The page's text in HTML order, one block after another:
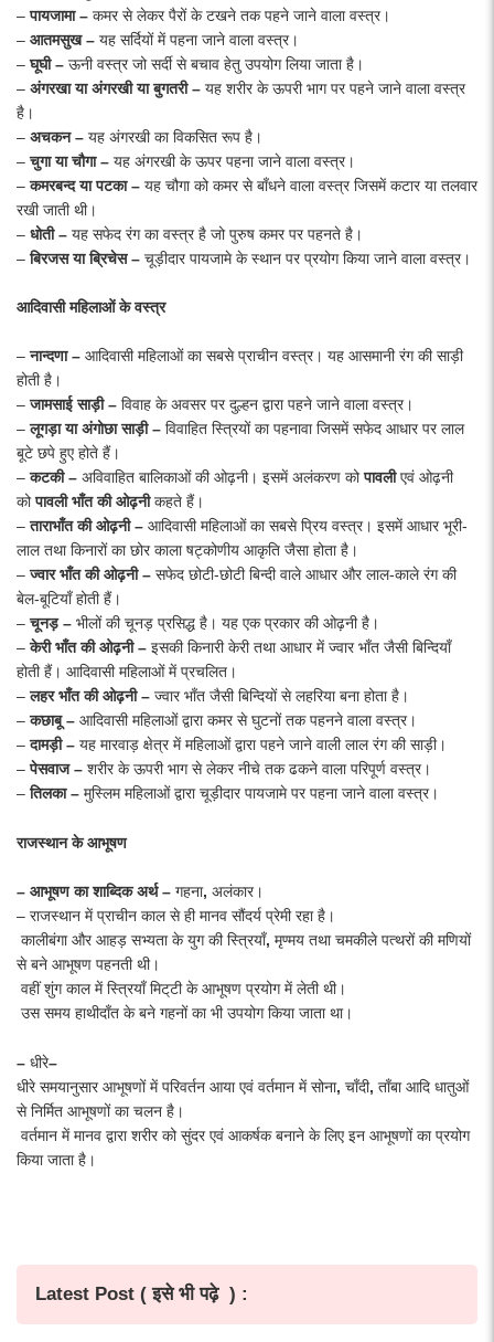
–पायजामा– कमर से लेकर पैरों के टखने तक पहने जाने वाला वस्त्र।
– आतमसुख– यह सर्दियों में पहना जाने वाला वस्त्र।
–घूघी– ऊनी वस्त्र जो सर्दी से बचाव हेतु उपयोग लिया जाता है।
– अंगरखा या अंगरखी या बुगतरी– यह शरीर के ऊपरी भाग पर पहने जाने वाला वस्त्र
है।
– अचकन– यह अंगरखी का विकसित रूप है।
–चुगा या चौगा– यह अंगरखी के ऊपर पहना जाने वाला वस्त्र।
–कमरबन्द या पटका– यह चौगा को कमर से बाँधने वाला वस्त्र जिसमें कटार या तलवार
रखी जाती थी।
– धोती– यह सफेद रंग का वस्त्र है जो पुरुष कमर पर पहनते है।
–बिरजस या ब्रिचेस– चूड़ीदार पायजामे के स्थान पर प्रयोग किया जाने वाला वस्त्र।
आदिवासी महिलाओं के वस्त्र
–नान्दणा– आदिवासी महिलाओं का सबसे प्राचीन वस्त्र। यह आसमानी रंग की साड़ी
होती है।
–जामसाई साड़ी– विवाह के अवसर पर दुल्हन द्वारा पहने जाने वाला वस्त्र।
–लूगड़ा या अंगोछा साड़ी– विवाहित स्त्रियों का पहनावा जिसमें सफेद आधार पर लाल
बूटे छपे हुए होते हैं।
–कटकी– अविवाहित बालिकाओं की ओढ़नी। इसमें अलंकरण कोपावलीएवं ओढ़नी
को पावली भाँत की ओढ़नीकहते हैं।
–ताराभाँत की ओढ़नी– आदिवासी महिलाओं का सबसे प्रिय वस्त्र। इसमें आधार भूरी-
लाल तथा किनारों का छोर काला षट्कोणीय आकृति जैसा होता है।
–ज्वार भाँत की ओढ़नी– सफेद छोटी-छोटी बिन्दी वाले आधार और लाल-काले रंग की
बेल-बूटियाँ होती हैं।
–चूनड़– भीलों की चूनड़ प्रसिद्ध है। यह एक प्रकार की ओढ़नी है।
–केरी भाँत की ओढ़नी– इसकी किनारी केरी तथा आधार में ज्वार भाँत जैसी बिन्दियाँ
होती हैं। आदिवासी महिलाओं में प्रचलित।
–लहर भाँत की ओढ़नी– ज्वार भाँत जैसी बिन्दियों से लहरिया बना होता है।
–कछाबू– आदिवासी महिलाओं द्वारा कमर से घुटनों तक पहनने वाला वस्त्र।
–दामड़ी– यह मारवाड़ क्षेत्र में महिलाओं द्वारा पहने जाने वाली लाल रंग की साड़ी।
–पेसवाज– शरीर के ऊपरी भाग से लेकर नीचे तक ढकने वाला परिपूर्ण वस्त्र।
–तिलका– मुस्लिम महिलाओं द्वारा चूड़ीदार पायजामे पर पहना जाने वाला वस्त्र।
राजस्थान के आभूषण
– आभूषण का शाब्दिक अर्थ – गहना, अलंकार।
– राजस्थान में प्राचीन काल से ही मानव सौंदर्य प्रेमी रहा है।
कालीबंगा और आहड़ सभ्यता के युग की स्त्रियाँ, मृण्मय तथा चमकीले पत्थरों की मणियों
से बने आभूषण पहनती थी।
वहीं शुंग काल में स्त्रियाँ मिट्टी के आभूषण प्रयोग में लेती थी।
उस समय हाथीदाँत के बने गहनों का भी उपयोग किया जाता था।
– धीरे–
धीरे समयानुसार आभूषणों में परिवर्तन आया एवं वर्तमान में सोना, चाँदी, ताँबा आदि धातुओं
से निर्मित आभूषणों का चलन है।
वर्तमान में मानव द्वारा शरीर को सुंदर एवं आकर्षक बनाने के लिए इन आभूषणों का प्रयोग
किया जाता है।
Latest Post ( इसे भी पढ़े ) :